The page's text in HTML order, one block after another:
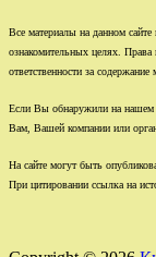
Все материалы на данном
ознакомительных целях. Права
ответственности за содержание
Если Вы обнаружили на нашем
Вам, Вашей компании или
На сайте могут быть
При цитировании ссылка на